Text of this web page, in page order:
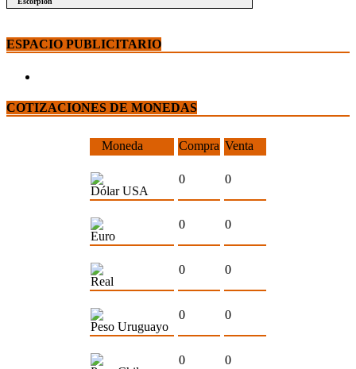
ESPACIO PUBLICITARIO
COTIZACIONES DE MONEDAS
Moneda Compra Venta
Dólar USA
0 0
Euro
0 0
Real
0 0
Peso Uruguayo
0 0
0 0